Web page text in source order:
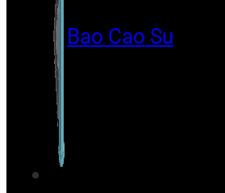
Bao Cao Su